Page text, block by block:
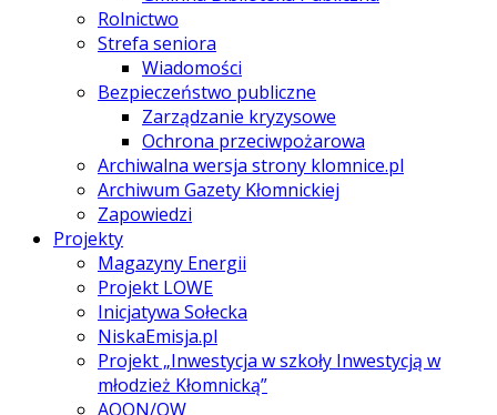
Rolnictwo
Strefa seniora
Wiadomości
Bezpieczeństwo publiczne
Zarządzanie kryzysowe
Ochrona przeciwpożarowa
Archiwalna wersja strony klomnice.pl
Archiwum Gazety Kłomnickiej
Zapowiedzi
Projekty
Magazyny Energii
Projekt LOWE
Inicjatywa Sołecka
NiskaEmisja.pl
Projekt „Inwestycja w szkoły Inwestycją w
młodzież Kłomnicką”
AOON/OW